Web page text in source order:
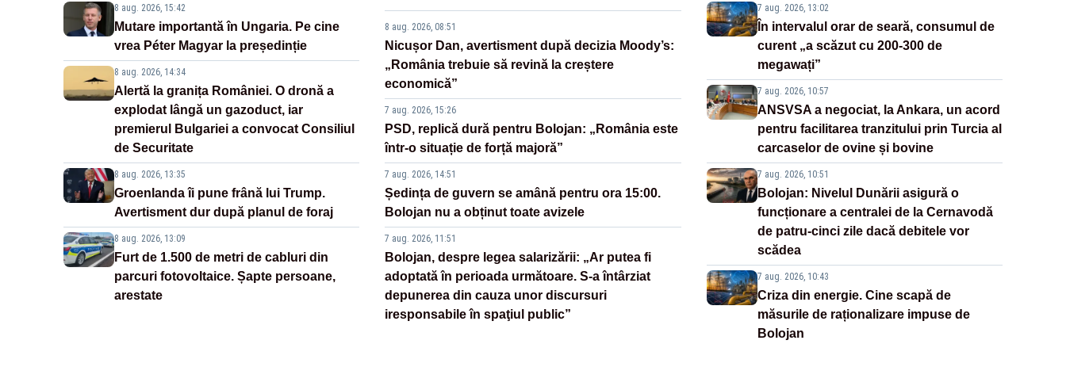
8 aug. 2026, 15:42
Mutare importantă în Ungaria. Pe cine
vrea Péter Magyar la președinție
8 aug. 2026, 14:34
Alertă la granița României. O dronă a
explodat lângă un gazoduct, iar
premierul Bulgariei a convocat Consiliul
de Securitate
8 aug. 2026, 13:35
Groenlanda îi pune frână lui Trump.
Avertisment dur după planul de foraj
8 aug. 2026, 13:09
Furt de 1.500 de metri de cabluri din
parcuri fotovoltaice. Șapte persoane,
arestate
8 aug. 2026, 08:51
Nicușor Dan, avertisment după decizia Moody’s:
„România trebuie să revină la creștere
economică”
7 aug. 2026, 15:26
PSD, replică dură pentru Bolojan: „România este
într-o situație de forță majoră”
7 aug. 2026, 14:51
Ședința de guvern se amână pentru ora 15:00.
Bolojan nu a obținut toate avizele
7 aug. 2026, 11:51
Bolojan, despre legea salarizării: „Ar putea fi
adoptată în perioada următoare. S-a întârziat
depunerea din cauza unor discursuri
iresponsabile în spaţiul public”
7 aug. 2026, 13:02
În intervalul orar de seară, consumul de
curent „a scăzut cu 200-300 de
megawați”
7 aug. 2026, 10:57
ANSVSA a negociat, la Ankara, un acord
pentru facilitarea tranzitului prin Turcia al
carcaselor de ovine și bovine
7 aug. 2026, 10:51
Bolojan: Nivelul Dunării asigură o
funcționare a centralei de la Cernavodă
de patru-cinci zile dacă debitele vor
scădea
7 aug. 2026, 10:43
Criza din energie. Cine scapă de
măsurile de raționalizare impuse de
Bolojan